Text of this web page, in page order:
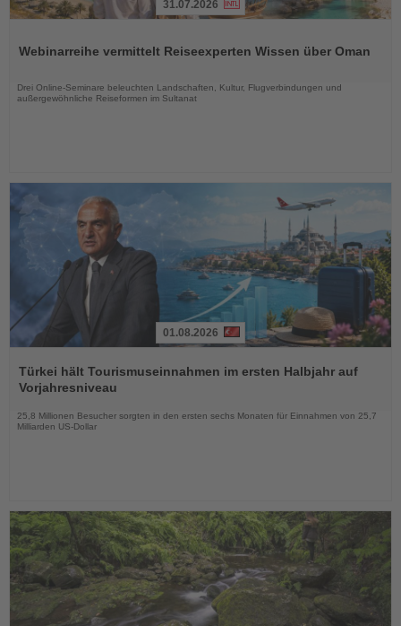
die
31.07.2026
Webinarreihe vermittelt Reiseexperten Wissen über Oman
Drei Online-Seminare beleuchten Landschaften, Kultur, Flugverbindungen und
außergewöhnliche Reiseformen im Sultanat
Sie
die
Nachrichten
01.08.2026
Türkei hält Tourismuseinnahmen im ersten Halbjahr auf
Vorjahresniveau
25,8 Millionen Besucher sorgten in den ersten sechs Monaten für Einnahmen von 25,7
Milliarden US-Dollar